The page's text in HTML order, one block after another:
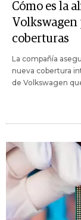
Cómo es la
Volkswagen
coberturas
La compañía
nueva cobertura
de Volkswagen